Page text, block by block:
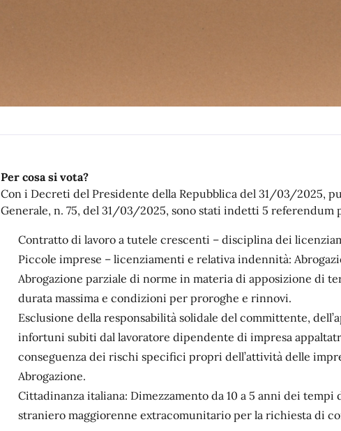
Per cosa si vota?
Con i Decreti del Presidente della Repubblica del 31/03/2025,
Generale, n. 75, del 31/03/2025, sono stati indetti 5 referendum
Contratto di lavoro a tutele crescenti – disciplina dei
Piccole imprese – licenziamenti e relativa indennità:
Abrogazione parziale di norme in materia di apposizione di
durata massima e condizioni per proroghe e rinnovi.
Esclusione della responsabilità solidale del committente,
infortuni subiti dal lavoratore dipendente di impresa
conseguenza dei rischi specifici propri dell’attività delle
Abrogazione.
Cittadinanza italiana: Dimezzamento da 10 a 5 anni dei tempi
straniero maggiorenne extracomunitario per la richiesta di